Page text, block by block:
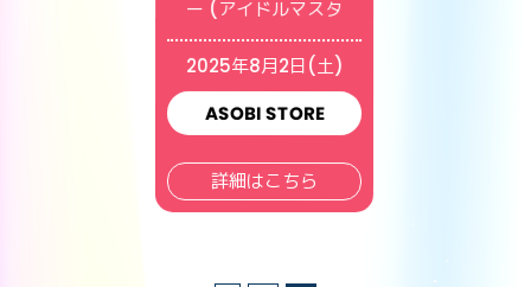
ー (アイドルマスタ
2025年8月2日(土)
ASOBI STORE
詳細はこちら